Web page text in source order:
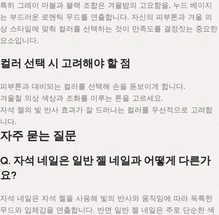
특히 그레이 마블과 블랙 조합은 겨울밤의 고요함을, 누드 베이지
는 부드러운 로맨틱 무드를 연출합니다. 자신의 피부톤과 겨울 의
상 스타일에 맞춰 컬러를 선택하는 것이 만족도를 결정짓는 중요한
요소입니다.
컬러 선택 시 고려해야 할 점
피부톤과 대비되는 컬러를 선택해 손을 돋보이게 합니다.
겨울철 의상 색상과 조화를 이루는 톤을 고르세요.
자석 젤의 빛 반사 효과가 잘 드러나는 컬러를 우선적으로 고려합
니다.
자주 묻는 질문
Q. 자석 네일은 일반 젤 네일과 어떻게 다른가
요?
자석 네일은 자석 젤을 사용해 빛의 반사와 움직임에 따라 독특한
무드와 입체감을 연출합니다. 반면 일반 젤 네일은 주로 단순한 색